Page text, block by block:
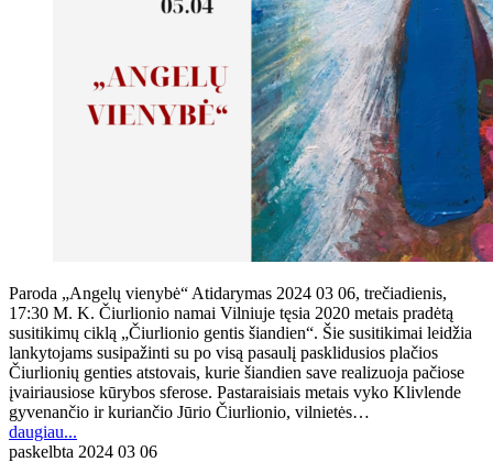
Paroda „Angelų vienybė“ Atidarymas 2024 03 06, trečiadienis,
17:30 M. K. Čiurlionio namai Vilniuje tęsia 2020 metais pradėtą
susitikimų ciklą „Čiurlionio gentis šiandien“. Šie susitikimai leidžia
lankytojams susipažinti su po visą pasaulį pasklidusios plačios
Čiurlionių genties atstovais, kurie šiandien save realizuoja pačiose
įvairiausiose kūrybos sferose. Pastaraisiais metais vyko Klivlende
gyvenančio ir kuriančio Jūrio Čiurlionio, vilnietės…
daugiau...
paskelbta 2024 03 06